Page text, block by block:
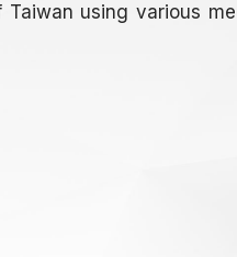
using various